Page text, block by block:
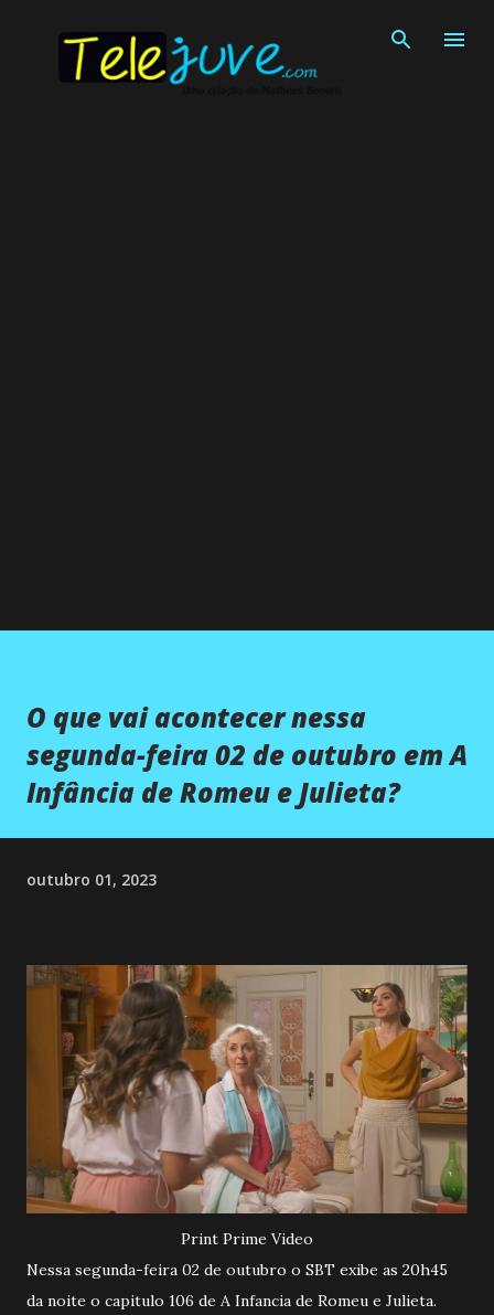
O que vai acontecer nessa
segunda-feira 02 de outubro em A
Infância de Romeu e Julieta?
outubro 01, 2023
Print Prime Video
Nessa segunda-feira 02 de outubro o SBT exibe as 20h45
da noite o capitulo 106 de A Infancia de Romeu e Julieta.